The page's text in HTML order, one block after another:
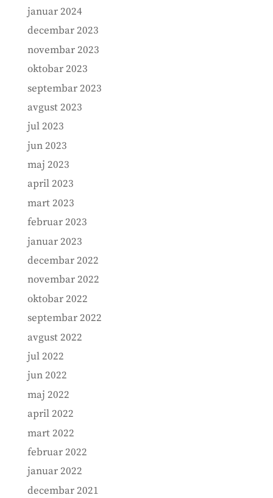
januar 2024
decembar 2023
novembar 2023
oktobar 2023
septembar 2023
avgust 2023
jul 2023
jun 2023
maj 2023
april 2023
mart 2023
februar 2023
januar 2023
decembar 2022
novembar 2022
oktobar 2022
septembar 2022
avgust 2022
jul 2022
jun 2022
maj 2022
april 2022
mart 2022
februar 2022
januar 2022
decembar 2021